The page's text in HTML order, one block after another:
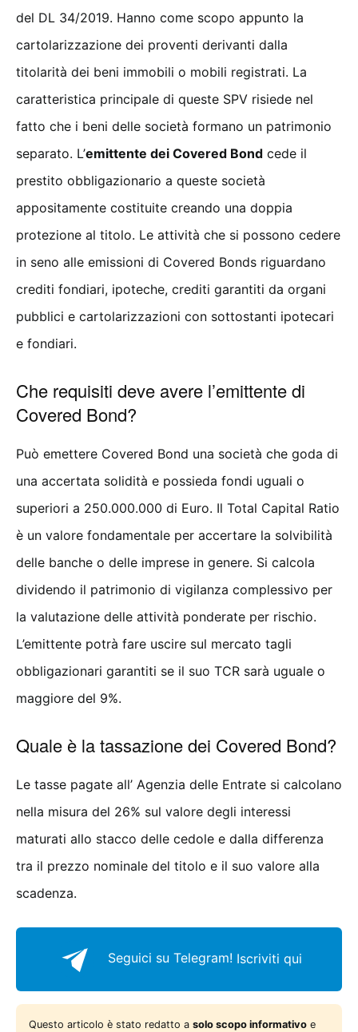
del DL 34/2019. Hanno come scopo appunto la
cartolarizzazione dei proventi derivanti dalla
titolarità dei beni immobili o mobili registrati. La
caratteristica principale di queste SPV risiede nel
fatto che i beni delle società formano un patrimonio
separato. L’emittente dei Covered Bond cede il
prestito obbligazionario a queste società
appositamente costituite creando una doppia
protezione al titolo. Le attività che si possono cedere
in seno alle emissioni di Covered Bonds riguardano
crediti fondiari, ipoteche, crediti garantiti da organi
pubblici e cartolarizzazioni con sottostanti ipotecari
e fondiari.
Che requisiti deve avere l’emittente di
Covered Bond?
Può emettere Covered Bond una società che goda di
una accertata solidità e possieda fondi uguali o
superiori a 250.000.000 di Euro. Il Total Capital Ratio
è un valore fondamentale per accertare la solvibilità
delle banche o delle imprese in genere. Si calcola
dividendo il patrimonio di vigilanza complessivo per
la valutazione delle attività ponderate per rischio.
L’emittente potrà fare uscire sul mercato tagli
obbligazionari garantiti se il suo TCR sarà uguale o
maggiore del 9%.
Quale è la tassazione dei Covered Bond?
Le tasse pagate all’ Agenzia delle Entrate si calcolano
nella misura del 26% sul valore degli interessi
maturati allo stacco delle cedole e dalla differenza
tra il prezzo nominale del titolo e il suo valore alla
scadenza.
Seguici su Telegram! Iscriviti qui
Questo articolo è stato redatto a solo scopo informativo e